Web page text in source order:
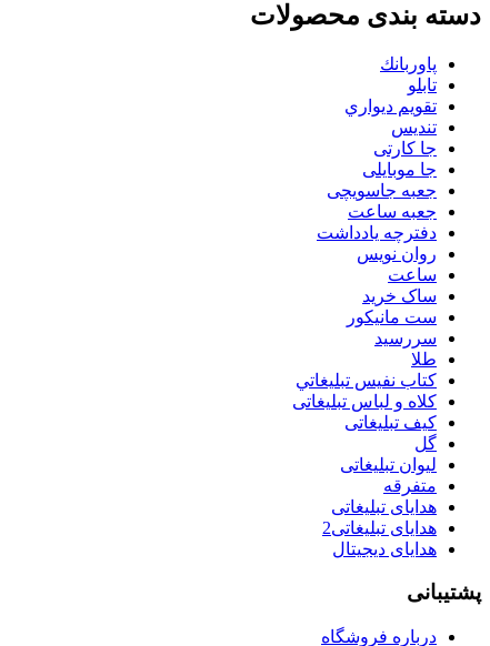
دسته بندی محصولات
پاوربانك
تابلو
تقويم ديواري
تنديس
جا کارتی
جا موبایلی
جعبه جاسویچی
جعبه ساعت
دفترچه یادداشت
روان نويس
ساعت
ساک خرید
ست مانيكور
سررسید
طلا
كتاب نفيس تبليغاتي
کلاه و لباس تبلیغاتی
کیف تبلیغاتی
گل
لیوان تبلیغاتی
متفرقه
هدایای تبلیغاتی
هدایای تبلیغاتی2
هدایای دیجیتال
پشتیبانی
درباره فروشگاه